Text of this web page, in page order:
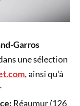
Garros
une sélection
, ainsi qu’à
Réaumur (126